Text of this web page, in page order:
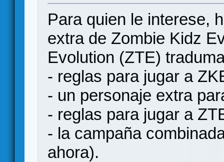
Para quien le interese,
extra de Zombie Kidz
Evolution (ZTE)
- reglas para jugar a
- un personaje extra
- reglas para jugar a
- la campaña
ahora).